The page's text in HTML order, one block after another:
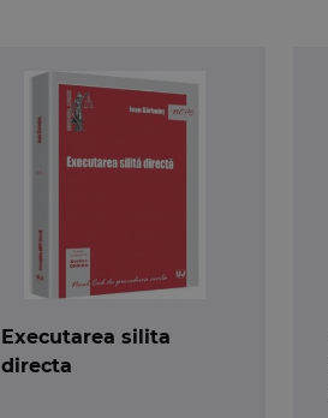
Executarea silita
directa